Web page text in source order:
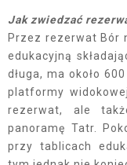
Jak zwiedzać
Przez rezerwat Bór
edukacyjną
długa, ma około
platformy
rezerwat, ale
panoramę Tatr.
przy tablicach